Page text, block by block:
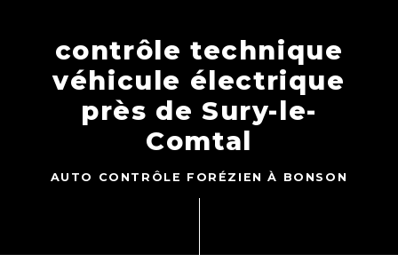
contrôle technique
véhicule électrique
près de Sury-le-
Comtal
AUTO CONTRÔLE FORÉZIEN À BONSON